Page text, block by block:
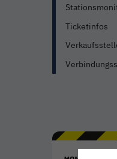
Ticketinfos